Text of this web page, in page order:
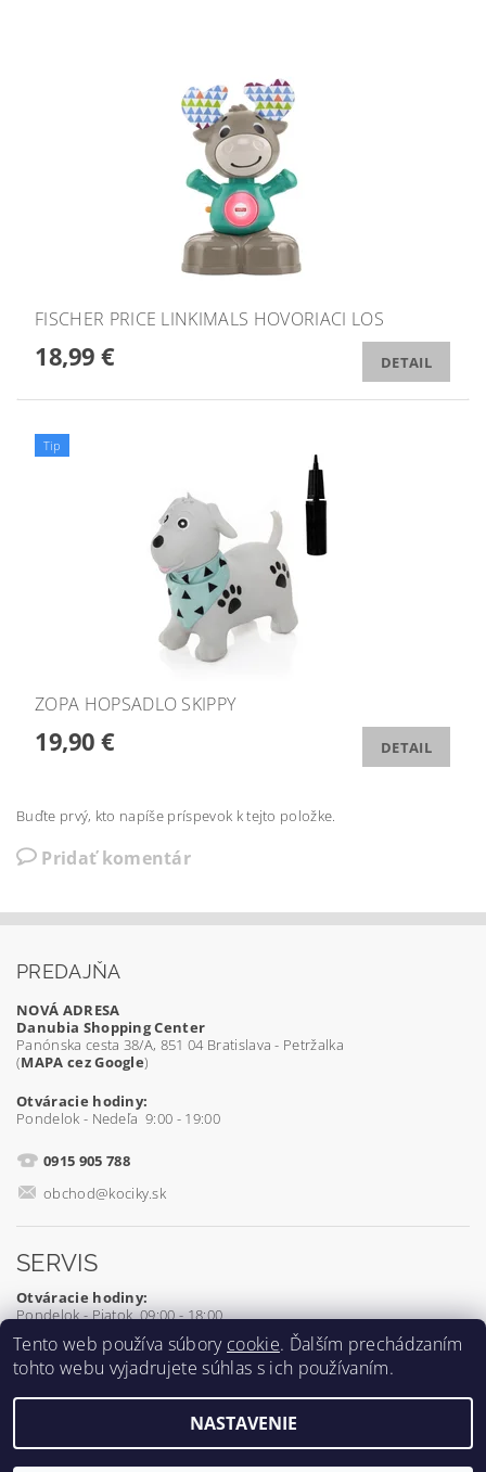
FISCHER PRICE LINKIMALS HOVORIACI LOS
18,99 € DETAIL
Tip
ZOPA HOPSADLO SKIPPY
19,90 € DETAIL
Buďte prvý, kto napíše príspevok k tejto položke.
Pridať komentár
PREDAJŇA
NOVÁ ADRESA
Danubia Shopping Center
Panónska cesta 38/A, 851 04 Bratislava - Petržalka
(MAPA cez Google)
Otváracie hodiny:
Pondelok - Nedeľa 9:00 - 19:00
0915 905 788
obchod@kociky.sk
SERVIS
Otváracie hodiny:
Pondelok - Piatok 09:00 - 18:00
0905 539 927
2026 ©Kociky.sk, všetky práva vyhradené
Tento web používa súbory cookie. Ďalším prechádzaním
tohto webu vyjadrujete súhlas s ich používaním.
NASTAVENIE